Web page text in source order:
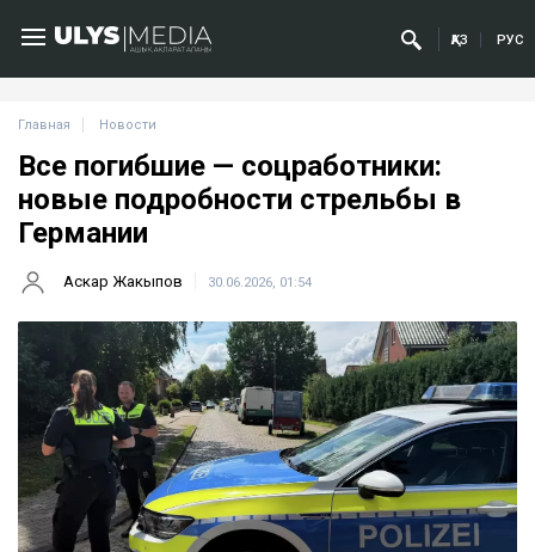
ҚАЗ РУС
Главная Новости
Все погибшие — соцработники:
новые подробности стрельбы в
Германии
Аскар Жакыпов 30.06.2026, 01:54